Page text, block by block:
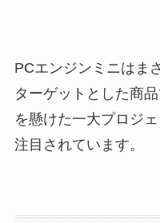
PCエンジンミニはま
ターゲットとした商
を懸けた一大プロジ
注目されています。